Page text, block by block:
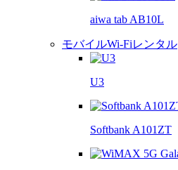
aiwa tab AB10L
モバイルWi-Fiレンタル
U3
Softbank A101ZT